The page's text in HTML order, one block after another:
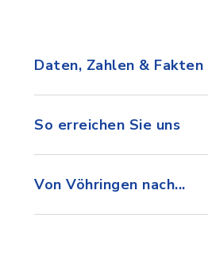
Daten, Zahlen & Fakten
So erreichen Sie uns
Von Vöhringen nach...